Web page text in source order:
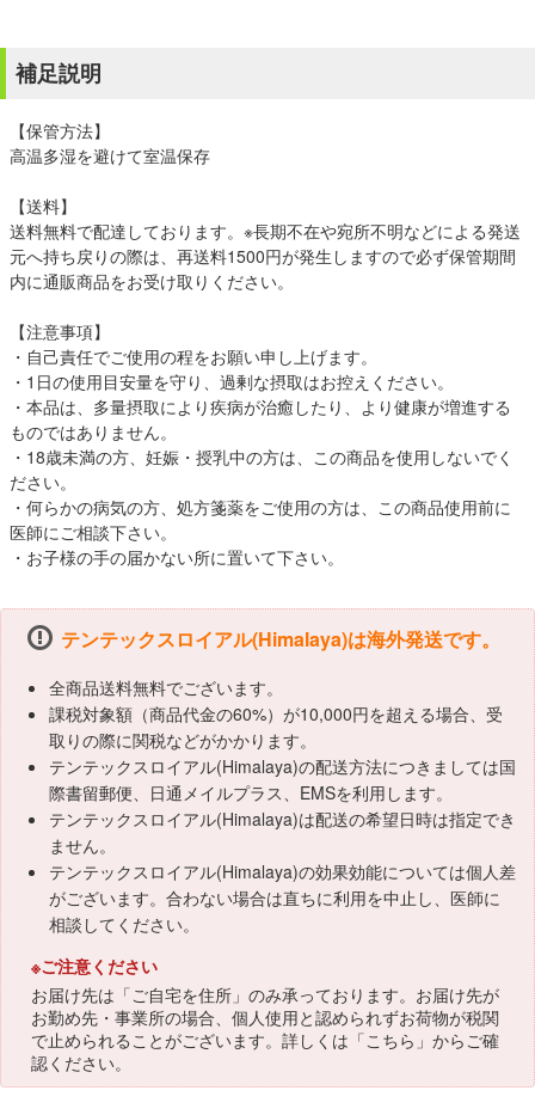
補足説明
【保管方法】
高温多湿を避けて室温保存
【送料】
送料無料で配達しております。※長期不在や宛所不明などによる発送
元へ持ち戻りの際は、再送料1500円が発生しますので必ず保管期間
内に通販商品をお受け取りください。
【注意事項】
・自己責任でご使用の程をお願い申し上げます。
・1日の使用目安量を守り、過剰な摂取はお控えください。
・本品は、多量摂取により疾病が治癒したり、より健康が増進する
ものではありません。
・18歳未満の方、妊娠・授乳中の方は、この商品を使用しないでく
ださい。
・何らかの病気の方、処方箋薬をご使用の方は、この商品使用前に
医師にご相談下さい。
・お子様の手の届かない所に置いて下さい。
テンテックスロイアル(Himalaya)は海外発送です。
全商品送料無料でございます。
課税対象額（商品代金の60%）が10,000円を超える場合、受
取りの際に関税などがかかります。
テンテックスロイアル(Himalaya)の配送方法につきましては国
際書留郵便、日通メイルプラス、EMSを利用します。
テンテックスロイアル(Himalaya)は配送の希望日時は指定でき
ません。
テンテックスロイアル(Himalaya)の効果効能については個人差
がございます。合わない場合は直ちに利用を中止し、医師に
相談してください。
※ご注意ください
お届け先は「ご自宅を住所」のみ承っております。お届け先が
お勤め先・事業所の場合、個人使用と認められずお荷物が税関
で止められることがございます。詳しくは「こちら 」からご確
認ください。